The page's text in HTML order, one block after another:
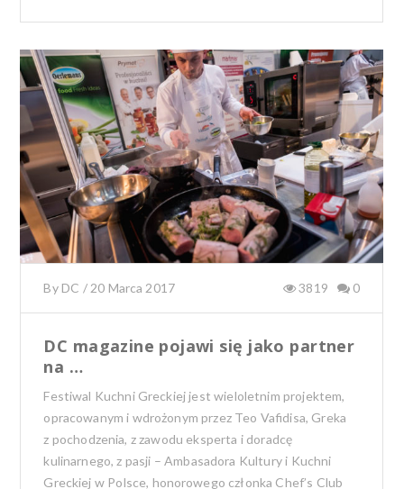
b
o
o
k
te
r
By DC / 20 Marca 2017 3819 0
DC magazine pojawi się jako partner
na …
Festiwal Kuchni Greckiej jest wieloletnim projektem,
opracowanym i wdrożonym przez Teo Vafidisa, Greka
z pochodzenia, z zawodu eksperta i doradcę
kulinarnego, z pasji – Ambasadora Kultury i Kuchni
Greckiej w Polsce, honorowego członka Chef’s Club